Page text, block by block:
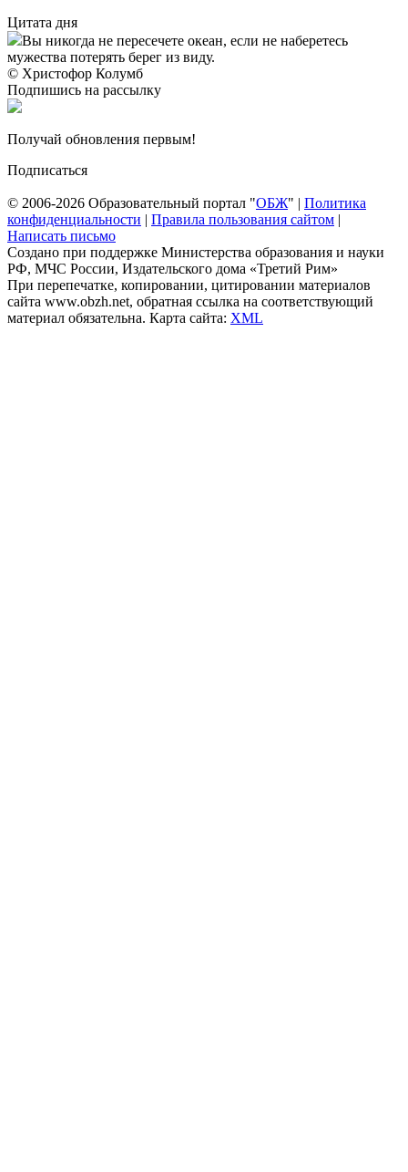
Цитата дня
Вы никогда не пересечете океан, если не наберетесь
мужества потерять берег из виду.
© Христофор Колумб
Подпишись на рассылку
Получай обновления первым!
Подписаться
© 2006-2026 Образовательный портал "ОБЖ" | Политика
конфиденциальности | Правила пользования сайтом |
Написать письмо
Создано при поддержке Министерства образования и науки
РФ, МЧС России, Издательского дома «Третий Рим»
При перепечатке, копировании, цитировании материалов
сайта www.obzh.net, обратная ссылка на соответствующий
материал обязательна. Карта сайта: XML